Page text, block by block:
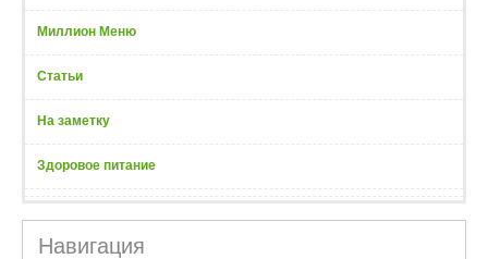
Миллион Меню
Статьи
На заметку
Здоровое питание
Навигация